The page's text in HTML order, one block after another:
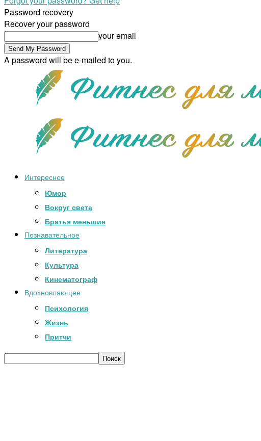
Password recovery
Recover your password
your email
A password will be e-mailed to you.
Интересное
Юмор
Вокруг света
Братья меньшие
Познавательное
Литература
Культура
Кинематограф
Вдохновляющее
Психология
Жизнь
Притчи